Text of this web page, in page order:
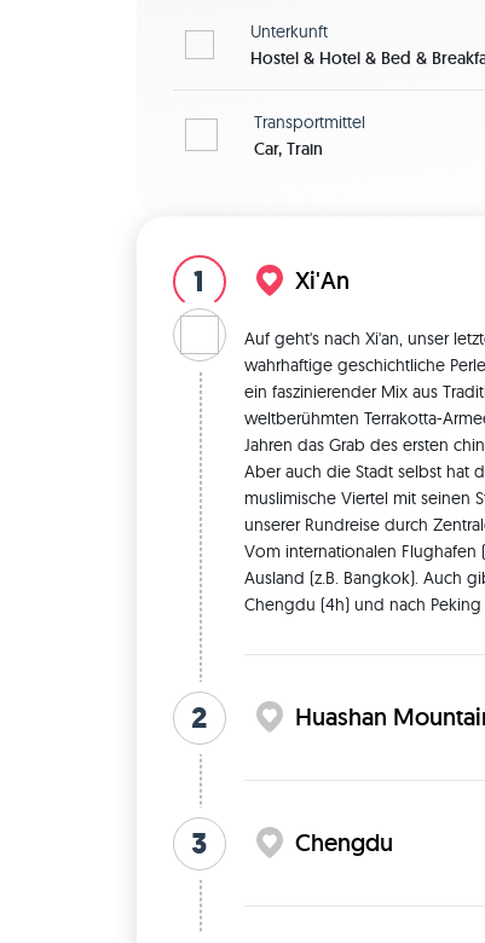
Unterkunft
Hostel & Hotel & Bed &
Transportmittel
Car, Train
1 Xi'An
Auf geht's nach Xi'an, unser
wahrhaftige geschichtliche
ein faszinierender Mix aus
weltberühmten Terrakotta-
Jahren das Grab des ersten
Aber auch die Stadt selbst hat
muslimische Viertel mit seinen
unserer Rundreise durch
Vom internationalen Flughafen
Ausland (z.B. Bangkok). Auch
Chengdu (4h) und nach Peking
2 Huashan
3 Chengdu